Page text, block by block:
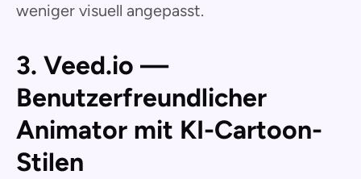
weniger visuell angepasst.
3. Veed.io —
Benutzerfreundlicher
Animator mit KI-Cartoon-
Stilen